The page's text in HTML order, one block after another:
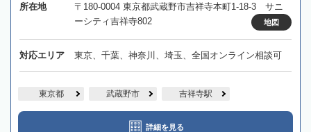
所在地
〒180-0004 東京都武蔵野市吉祥寺本町1-18-3 サニ
ーシティ吉祥寺802
地図
対応エリア 東京、千葉、神奈川、埼玉、全国オンライン相談可
東京都 武蔵野市 吉祥寺駅
詳細を見る